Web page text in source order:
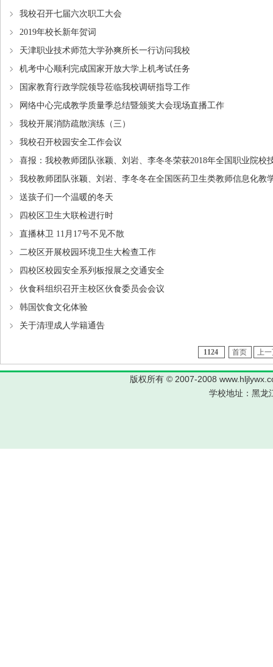
我校召开七届六次职工大会
2019年校长新年贺词
天津职业技术师范大学孙爽所长一行访问我校
机考中心顺利完成国家开放大学上机考试任务
国家教育行政学院领导莅临我校调研指导工作
网络中心完成教学质量季总结暨颁奖大会现场直播工作
我校开展消防疏散演练（三）
我校召开校园安全工作会议
喜报：我校教师团队张颖、刘岩、李冬冬荣获2018年全国职业院校
我校教师团队张颖、刘岩、李冬冬在全国医药卫生类教师信息化教
送孩子们一个温暖的冬天
四校区卫生大联检进行时
直播林卫 11月17号不见不散
二校区开展校园环境卫生大检查工作
四校区校园安全系列板报展之交通安全
伙食科组织召开主校区伙食委员会会议
韩国饮食文化体验
关于清理成人学籍通告
1124 首页 上
版权所有 © 2007-2008
学校地址：黑龙